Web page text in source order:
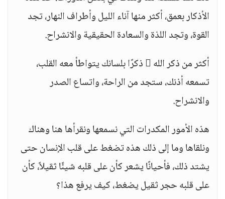
الأذكار بعمق، أكثر منها آناء الليل وأطراف النهار، تجد
القوة، وتجد اللذة والسعادة الحقيقية والانشراح.
أكثر من ذكر الله  ذكرًا بلسانك يتواطأ معه القلب،
تسمعه أذنك، ستجد من الراحة، واتساع الصدر
والانشراح.
هذه الأمور المكدرات التي نسمعها ونقرأها هنا وهناك
ونلقاها وما إلى ذلك هذه تضغط على قلب الإنسان حتى
يشتد ذلك، فأحيانًا يشعر كأن على قلبه شيئًا ثقيلاً، كأن
على قلبه حجر ثقيل يضغط، كيف يرفع هذا؟